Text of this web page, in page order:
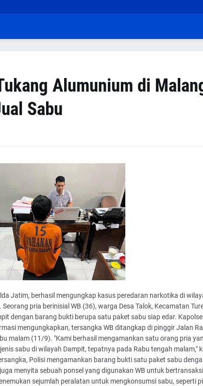
Alumunium di
Sabu
Jatim, berhasil mengungkap kasus peredaran narkotika di
pria berinisial WB (36), warga Desa Talok, Kecamatan
dengan barang bukti berupa satu paket sabu siap edar.
mengungkapkan, tersangka WB ditangkap di pinggir Jalan
malam (11/9). "Kami berhasil mengamankan satu orang pria
sabu di wilayah Dampit, tepatnya pada Rabu tengah malam,"
Polisi mengamankan barang bukti satu paket sabu
menyita sebuah ponsel yang digunakan WB untuk bertransaksi
sejumlah peralatan untuk mengkonsumsi sabu, seperti